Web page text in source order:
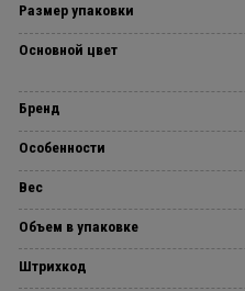
Размер упаковки
Основной цвет
Бренд
Особенности
Вес
Объем в упаковке
Штрихкод